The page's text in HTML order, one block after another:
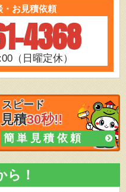
・お見積依頼
4368
（日曜定休）
スピード
見積30秒!!
簡単見積依頼
！